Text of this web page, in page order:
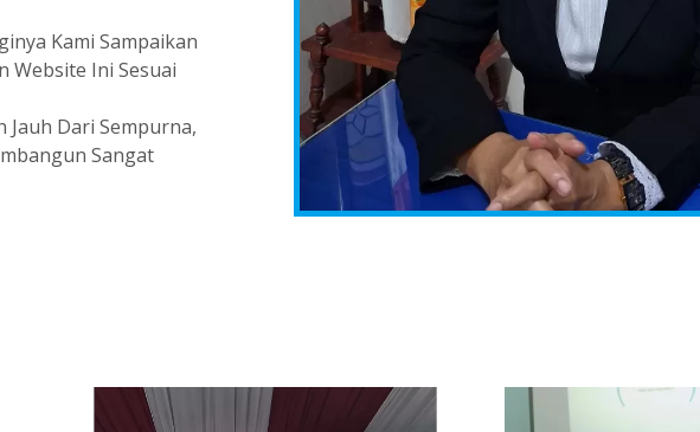
Kami Sampaikan
Website Ini Sesuai
Jauh Dari Sempurna,
Sangat